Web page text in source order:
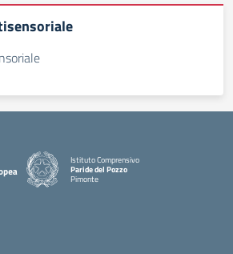
Istituto Comprensivo
Paride del Pozzo
Pimonte